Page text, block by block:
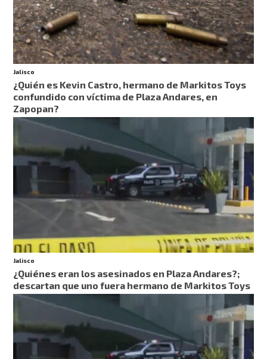
Jalisco
¿Quién es Kevin Castro, hermano de Markitos Toys
confundido con víctima de Plaza Andares, en
Zapopan?
Jalisco
¿Quiénes eran los asesinados en Plaza Andares?;
descartan que uno fuera hermano de Markitos Toys